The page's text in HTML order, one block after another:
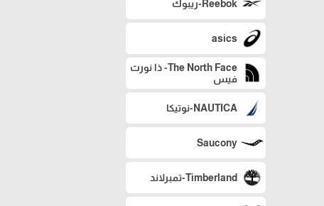
Reebok-ريبوك
asics
The North Face- ذا نورث
فيس
NAUTICA-نوتيكا
Saucony
Timberland-تمبرلاند